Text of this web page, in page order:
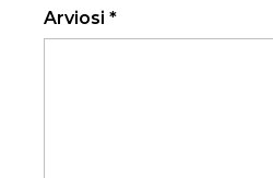
Arviosi *